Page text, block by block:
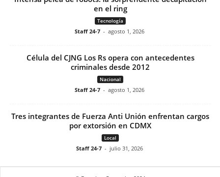
en el ring
Tecnología
Staff 24-7 - agosto 1, 2026
Célula del CJNG Los Rs opera con antecedentes
criminales desde 2012
Nacional
Staff 24-7 - agosto 1, 2026
Tres integrantes de Fuerza Anti Unión enfrentan cargos
por extorsión en CDMX
Local
Staff 24-7 - julio 31, 2026